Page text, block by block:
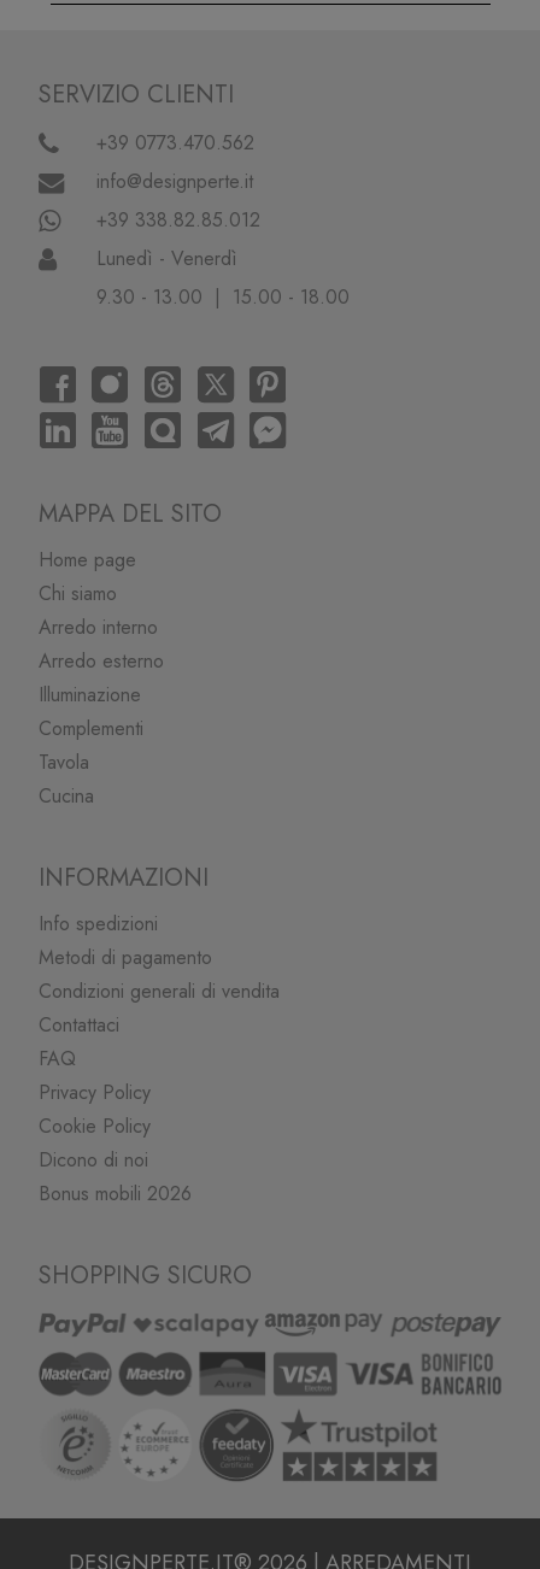
SERVIZIO CLIENTI
+39 0773.470.562
info@designperte.it
+39 338.82.85.012
Lunedì - Venerdì
9.30 - 13.00 | 15.00 - 18.00
MAPPA DEL SITO
Home page
Chi siamo
Arredo interno
Arredo esterno
Illuminazione
Complementi
Tavola
Cucina
INFORMAZIONI
Info spedizioni
Metodi di pagamento
Condizioni generali di vendita
Contattaci
FAQ
Privacy Policy
Cookie Policy
Dicono di noi
Bonus mobili 2026
SHOPPING SICURO